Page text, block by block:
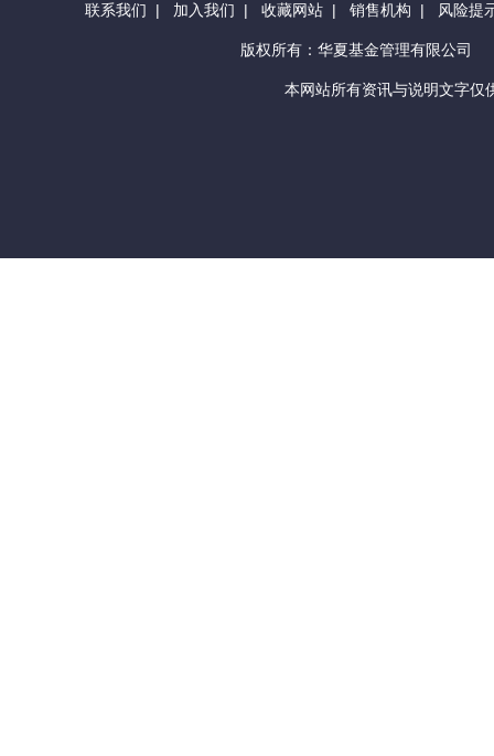
联系我们 | 加入我们 | 收藏网站 | 销售机构 | 风险提
版权所有：华夏基金管理有限公司
本网站所有资讯与说明文字仅